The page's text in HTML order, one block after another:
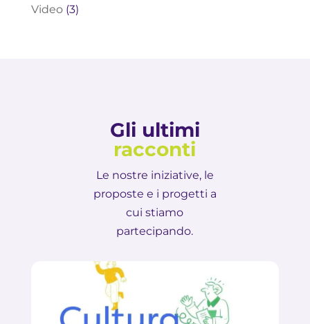
Video(3)
Gli ultimi
racconti
Le nostre iniziative, le
proposte e i progetti a
cui stiamo
partecipando.